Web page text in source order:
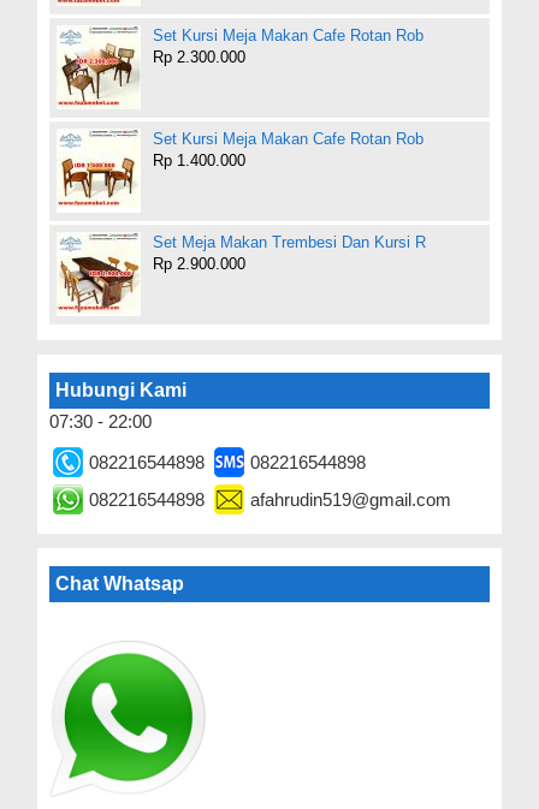
Set Kursi Meja Makan Cafe Rotan Rob
Rp 2.300.000
Set Kursi Meja Makan Cafe Rotan Rob
Rp 1.400.000
Set Meja Makan Trembesi Dan Kursi R
Rp 2.900.000
Hubungi Kami
07:30 - 22:00
082216544898
082216544898
082216544898
afahrudin519@gmail.com
Chat Whatsap